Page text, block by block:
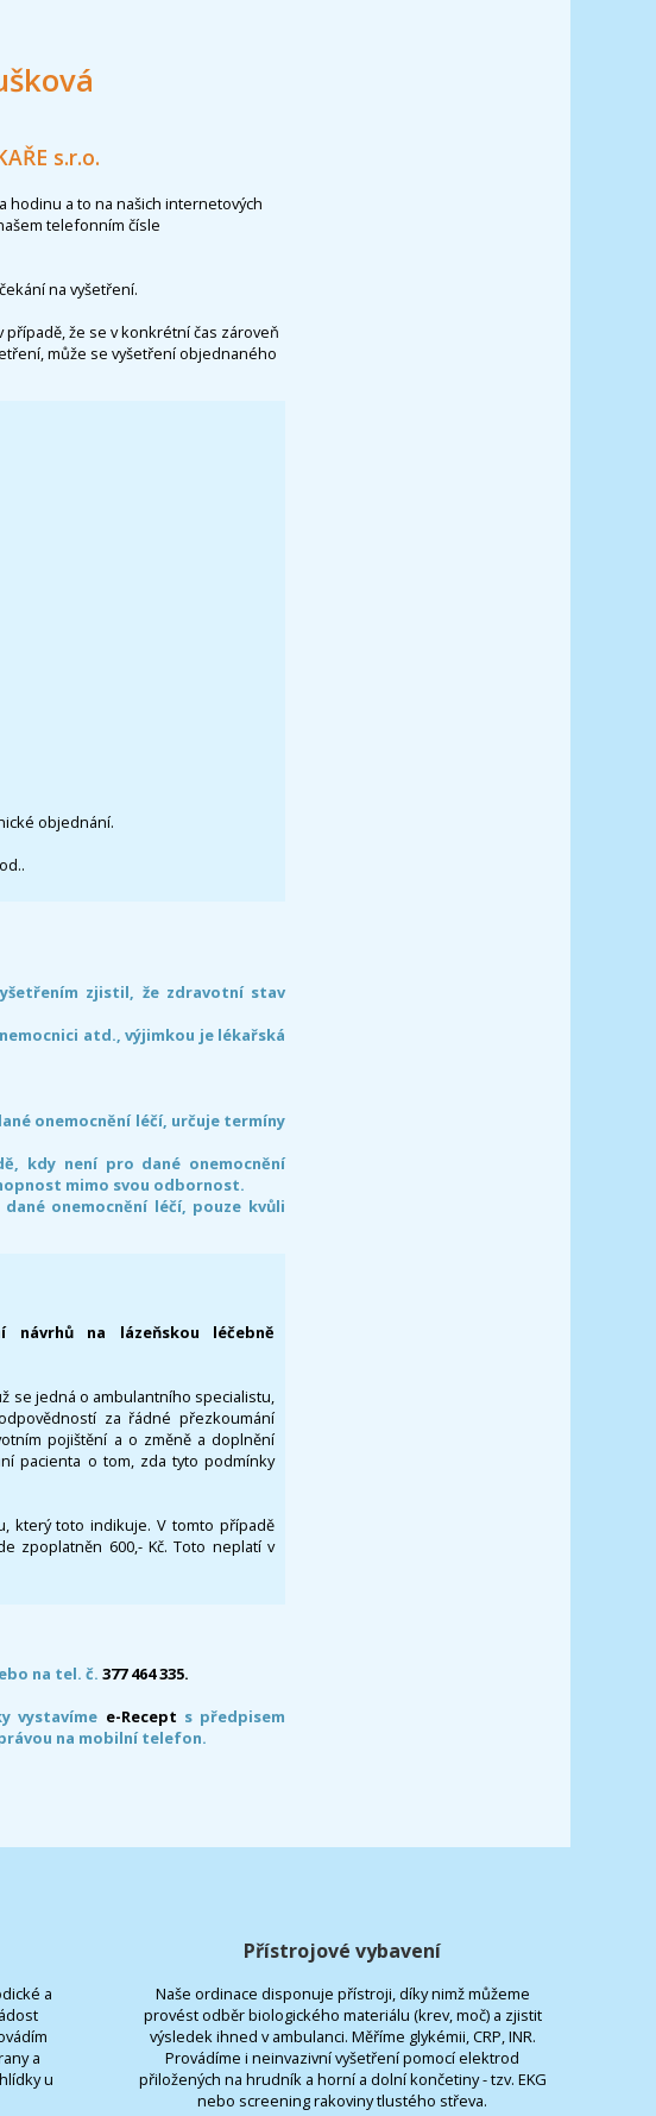
s.r.o.
a to na našich internetových
telefonním čísle
na vyšetření.
že se v konkrétní čas zároveň
může se vyšetření objednaného
objednání.
zjistil, že zdravotní stav
atd., výjimkou je lékařská
onemocnění léčí, určuje termíny
kdy není pro dané onemocnění
mimo svou odbornost.
onemocnění léčí, pouze kvůli
návrhů na lázeňskou léčebně
se jedná o ambulantního specialistu,
za řádné přezkoumání
pojištění a o změně a doplnění
pacienta o tom, zda tyto podmínky
který toto indikuje. V tomto případě
zpoplatněn 600,- Kč. Toto neplatí v
na tel. č. 377 464 335.
vystavíme e-Recept s předpisem
na mobilní telefon.
a
a
u
Přístrojové vybavení
Naše ordinace disponuje přístroji, díky nimž můžeme
provést odběr biologického materiálu (krev, moč) a zjistit
výsledek ihned v ambulanci. Měříme glykémii, CRP, INR.
Provádíme i neinvazivní vyšetření pomocí elektrod
přiložených na hrudník a horní a dolní končetiny - tzv. EKG
nebo screening rakoviny tlustého střeva.